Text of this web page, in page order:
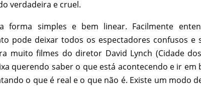
verdadeira e cruel.
forma simples e bem linear. Facilmente
pode deixar todos os espectadores confusos e
muito filmes do diretor David Lynch (Cidade
querendo saber o que está acontecendo e ir em
o que é real e o que não é. Existe um modo